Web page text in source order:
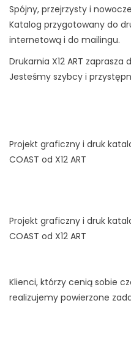
Spójny, przejrzysty i
Katalog przygotowany do
internetową i do mailingu.
Drukarnia X12 ART zaprasza
Jesteśmy szybcy i
Projekt graficzny i druk
COAST od X12 ART
Projekt graficzny i druk
COAST od X12 ART
Klienci, którzy cenią sobie
realizujemy powierzone